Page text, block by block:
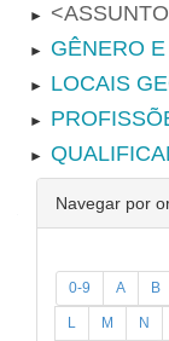
►
► GÊNERO
► LOCAIS
►
►
Navegar por
0-9 A B
L M N